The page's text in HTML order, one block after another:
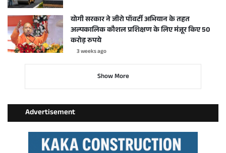
योगी सरकार ने जीरो पॉवर्टी अभियान के तहत
अल्पकालिक कौशल प्रशिक्षण के लिए मंजूर किए 50
करोड़ रुपये
3 weeks ago
Show More
Advertisement